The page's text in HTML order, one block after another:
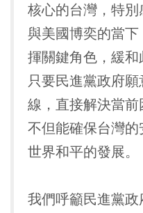
核心的台灣，特
與美國博奕的當
揮關鍵角色，緩和
只要民進黨政府
線，直接解決當前
不但能確保台灣
世界和平的發展。
我們呼籲民進黨